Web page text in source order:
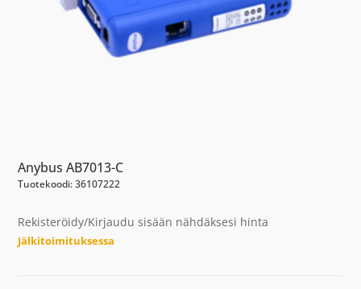
Anybus AB7013-C
Tuotekoodi: 36107222
Rekisteröidy/Kirjaudu sisään nähdäksesi hinta
Jälkitoimituksessa